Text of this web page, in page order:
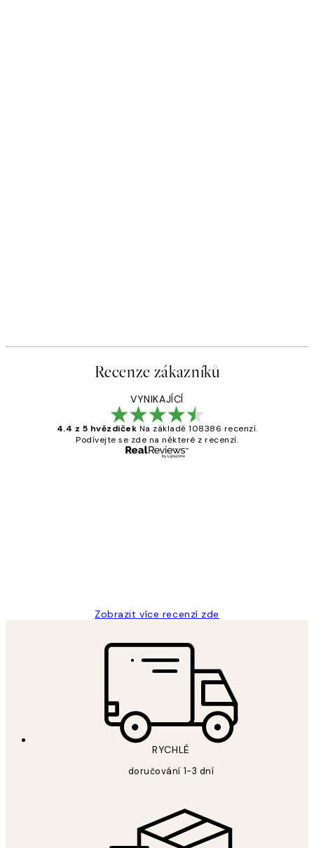
Recenze zákazníků
VYNIKAJÍCÍ
4.4 z 5 hvězdiček Na základě 108386 recenzí.
Podívejte se zde na některé z recenzí.
Zobrazit více recenzí zde
RYCHLÉ
doručování 1-3 dní